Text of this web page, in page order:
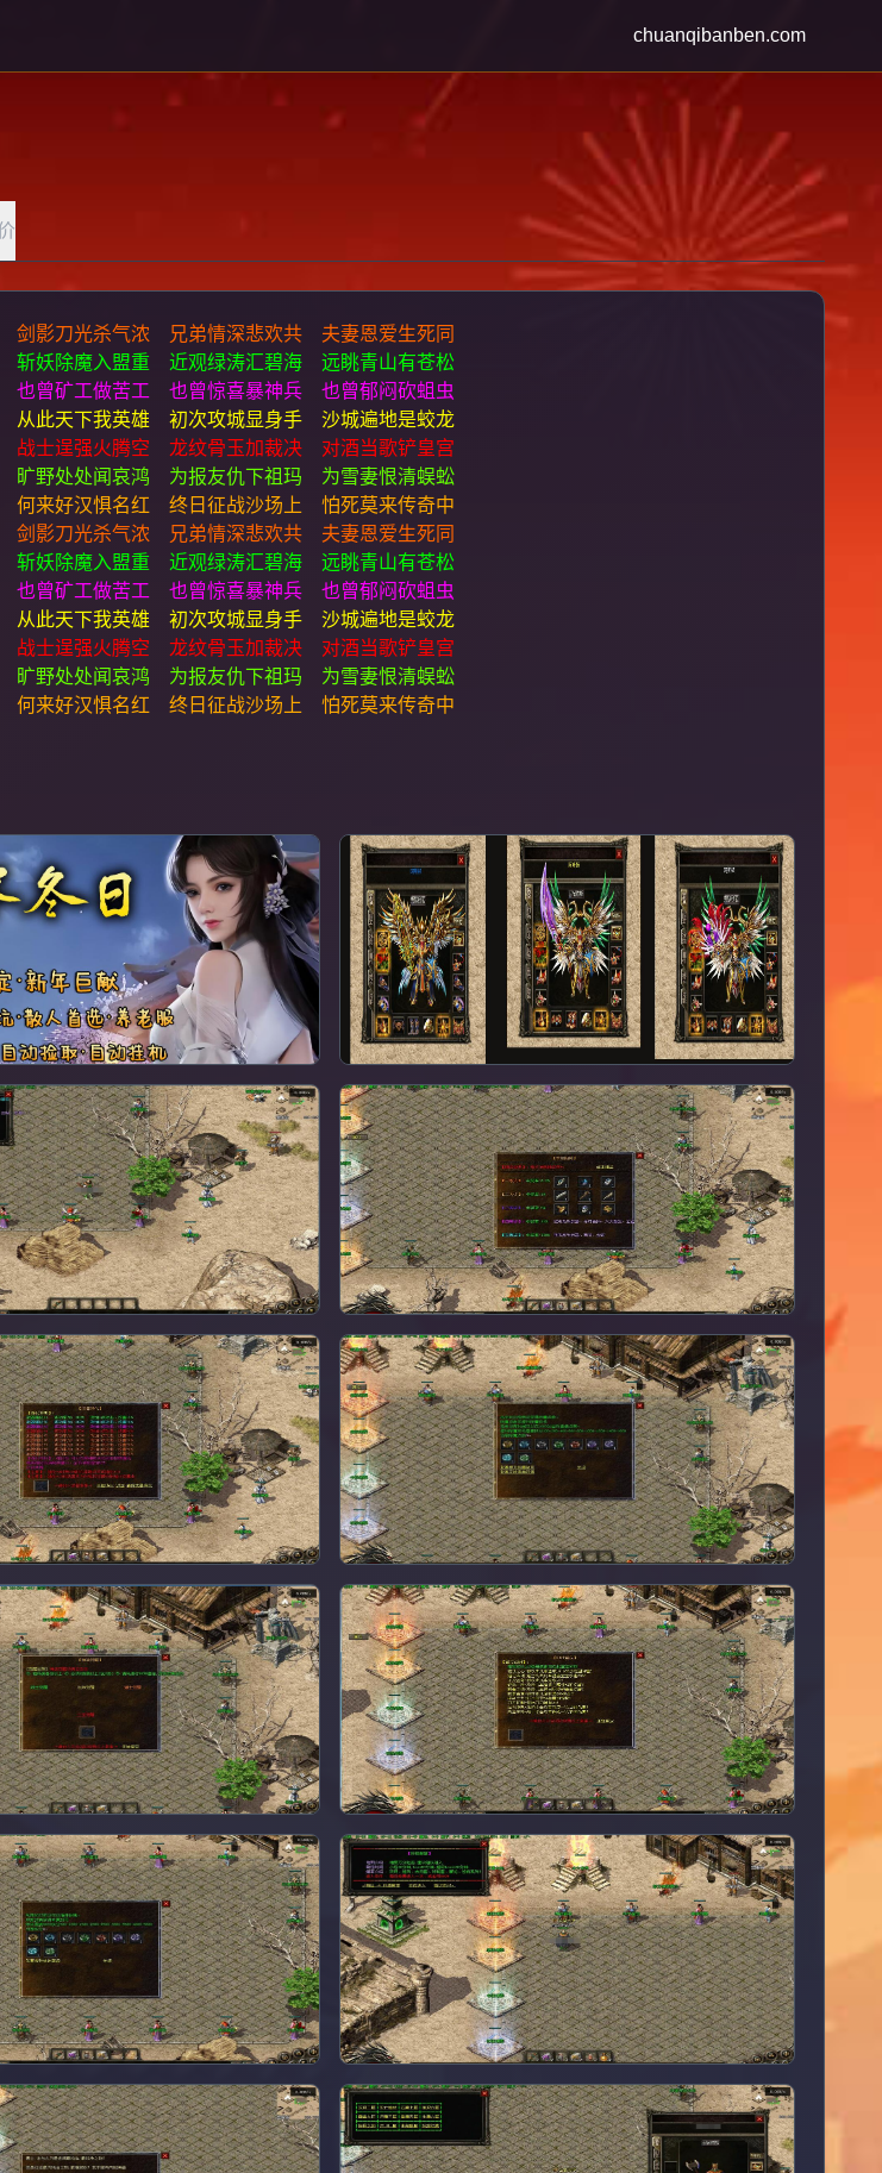
chuanqibanben.com
剑影刀光杀气浓 兄弟情深悲欢共 夫妻恩爱生死同
斩妖除魔入盟重 近观绿涛汇碧海 远眺青山有苍松
也曾矿工做苦工 也曾惊喜暴神兵 也曾郁闷砍蛆虫
从此天下我英雄 初次攻城显身手 沙城遍地是蛟龙
战士逞强火腾空 龙纹骨玉加裁决 对酒当歌铲皇宫
旷野处处闻哀鸿 为报友仇下祖玛 为雪妻恨清蜈蚣
何来好汉惧名红 终日征战沙场上 怕死莫来传奇中
剑影刀光杀气浓 兄弟情深悲欢共 夫妻恩爱生死同
斩妖除魔入盟重 近观绿涛汇碧海 远眺青山有苍松
也曾矿工做苦工 也曾惊喜暴神兵 也曾郁闷砍蛆虫
从此天下我英雄 初次攻城显身手 沙城遍地是蛟龙
战士逞强火腾空 龙纹骨玉加裁决 对酒当歌铲皇宫
旷野处处闻哀鸿 为报友仇下祖玛 为雪妻恨清蜈蚣
何来好汉惧名红 终日征战沙场上 怕死莫来传奇中